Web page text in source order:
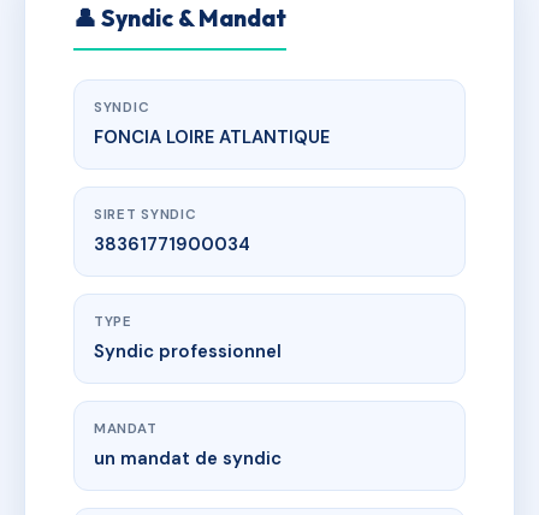
👤 Syndic & Mandat
SYNDIC
FONCIA LOIRE ATLANTIQUE
SIRET SYNDIC
38361771900034
TYPE
Syndic professionnel
MANDAT
un mandat de syndic